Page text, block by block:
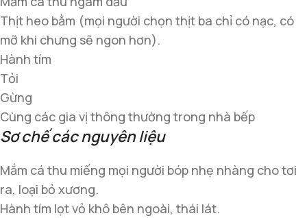
Thịt heo bằm (mọi người chọn thịt ba chỉ có nạc, có
mỡ khi chưng sẽ ngon hơn).
Hành tím
Tỏi
Gừng
Cùng các gia vị thông thường trong nhà bếp
Sơ chế các nguyên liệu
Mắm cá thu miếng mọi người bóp nhẹ nhàng cho tơi
ra, loại bỏ xương.
Hành tím lọt vỏ khô bên ngoài, thái lát.